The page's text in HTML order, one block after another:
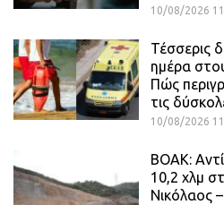
10/08/2026
Τέσσερις
ημέρα
Πώς
τις
10/08/2026
ΒΟΑΚ:
10,2 χλμ
Νικόλαος